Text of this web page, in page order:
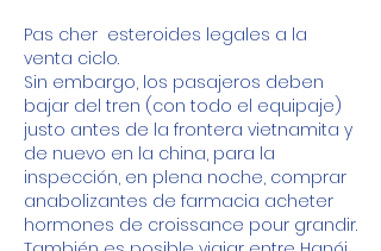
Pas cher  esteroides legales a la
venta ciclo.
Sin embargo, los pasajeros deben
bajar del tren (con todo el equipaje)
justo antes de la frontera vietnamita y
de nuevo en la china, para la
inspección, en plena noche, comprar
anabolizantes de farmacia acheter
hormones de croissance pour grandir.